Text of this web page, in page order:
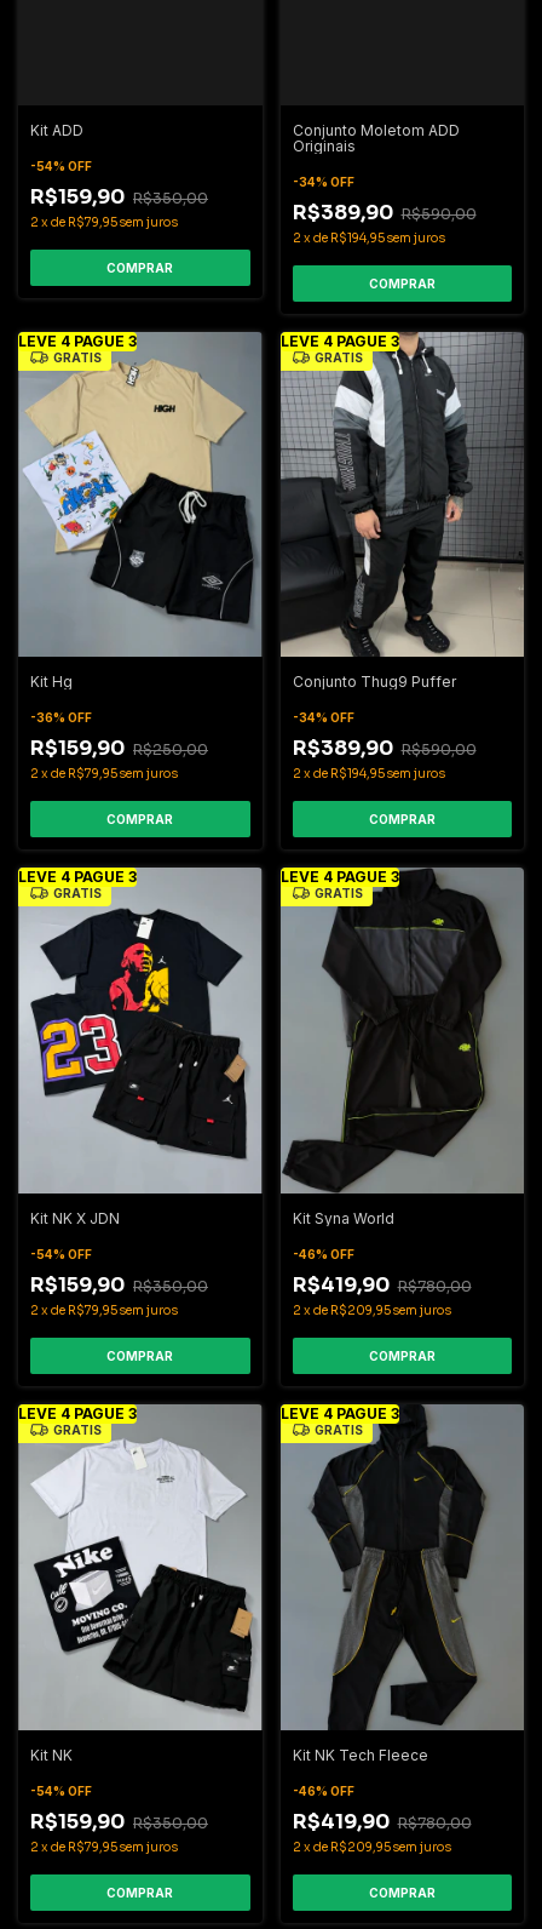
Kit ADD
-54% OFF
R$159,90 R$350,00
2 x de R$79,95sem juros
COMPRAR
Conjunto Moletom ADD
Originais
-34% OFF
R$389,90 R$590,00
2 x de R$194,95sem juros
COMPRAR
LEVE 4 PAGUE 3
GRÁTIS
Kit Hg
-36% OFF
R$159,90 R$250,00
2 xde R$79,95sem juros
COMPRAR
LEVE 4 PAGUE 3
GRÁTIS
Conjunto Thug9 Puffer
-34% OFF
R$389,90 R$590,00
2 xde R$194,95sem juros
COMPRAR
LEVE 4 PAGUE 3
GRÁTIS
Kit NK X JDN
-54% OFF
R$159,90 R$350,00
2 xde R$79,95sem juros
COMPRAR
LEVE 4 PAGUE 3
GRÁTIS
Kit Syna World
-46% OFF
R$419,90 R$780,00
2 xde R$209,95sem juros
COMPRAR
LEVE 4 PAGUE 3
GRÁTIS
Kit NK
-54% OFF
R$159,90 R$350,00
2 x de R$79,95sem juros
COMPRAR
LEVE 4 PAGUE 3
GRÁTIS
Kit NK Tech Fleece
-46% OFF
R$419,90 R$780,00
2 x de R$209,95sem juros
COMPRAR